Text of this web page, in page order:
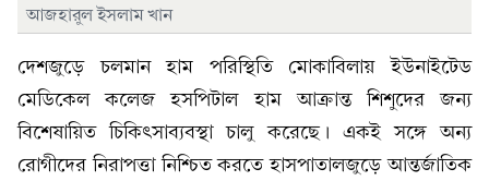
আজহারুল ইসলাম খান
দেশজুড়ে চলমান হাম পরিস্থিতি মোকাবিলায় ইউনাইটেড
মেডিকেল কলেজ হসপিটাল হাম আক্রান্ত শিশুদের জন্য
বিশেষায়িত চিকিৎসাব্যবস্থা চালু করেছে। একই সঙ্গে অন্য
রোগীদের নিরাপত্তা নিশ্চিত করতে হাসপাতালজুড়ে আন্তর্জাতিক